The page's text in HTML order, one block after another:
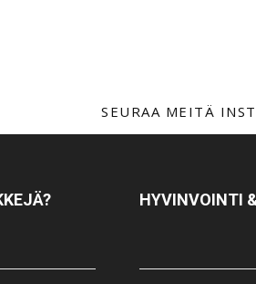
SEURAA MEITÄ
HYVINVOINTI